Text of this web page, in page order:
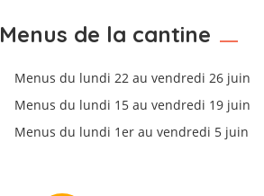
Menus de la cantine
Menus du lundi 22 au vendredi 26 juin
Menus du lundi 15 au vendredi 19 juin
Menus du lundi 1er au vendredi 5 juin